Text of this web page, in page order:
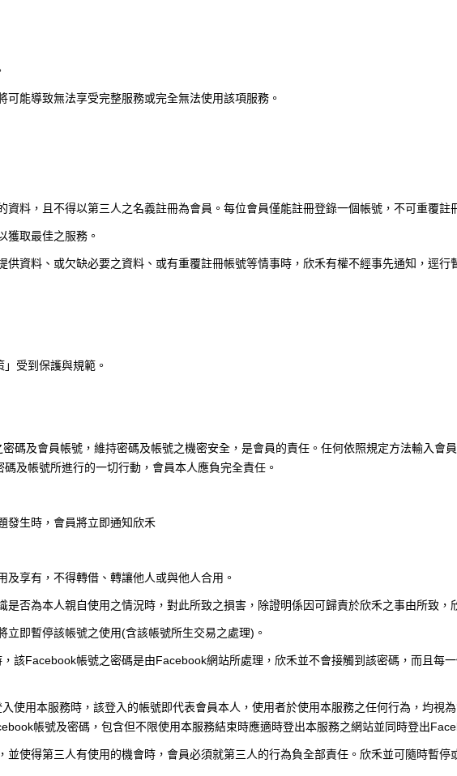
能導致無法享受完整服務或完全無法使用該項服務。
料，且不得以第三人之名義註冊為會員。每位會員僅能註冊登錄一個帳號，不可重覆註
獲取最佳之服務。
資料、或欠缺必要之資料、或有重覆註冊帳號等情事時，欣禾有權不經事先通知，逕
受到保護與規範。
碼及會員帳號，維持密碼及帳號之機密安全，是會員的責任。任何依照規定方法輸入會
及帳號所進行的一切行動，會員本人應負完全責任。
發生時，會員將立即通知欣禾
享有，不得轉借、轉讓他人或與他人合用。
否為本人親自使用之情況時，對此所致之損害，除證明係因可歸責於欣禾之事由所致，
立即暫停該帳號之使用(含該帳號所生交易之處理) 。
，該Facebook帳號之密碼是由Facebook網站所處理，欣禾並不會接觸到該密碼，而且每一
使用本服務時，該登入的帳號即代表會員本人，使用者於使用本服務之任何行為，均視
帳號及密碼，包含但不限使用本服務結束時應適時登出本服務之網站並同時登出
使得第三人有使用的機會時，會員必須就第三人的行為負全部責任。欣禾並可隨時暫停